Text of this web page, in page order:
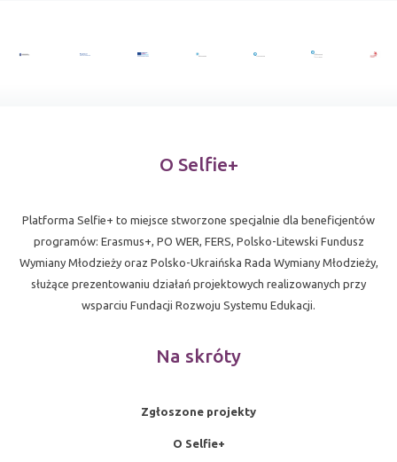
O Selfie+
Platforma Selfie+ to miejsce stworzone specjalnie dla beneficjentów
programów: Erasmus+, PO WER, FERS, Polsko-Litewski Fundusz
Wymiany Młodzieży oraz Polsko-Ukraińska Rada Wymiany Młodzieży,
służące prezentowaniu działań projektowych realizowanych przy
wsparciu Fundacji Rozwoju Systemu Edukacji.
Na skróty
Zgłoszone projekty
O Selfie+